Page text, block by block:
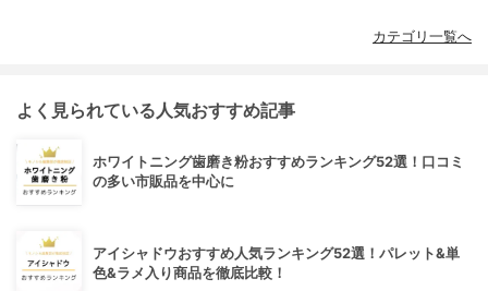
カテゴリ一覧へ
よく見られている人気おすすめ記事
ホワイトニング歯磨き粉おすすめランキング52選！口コミ
の多い市販品を中心に
アイシャドウおすすめ人気ランキング52選！パレット&単
色&ラメ入り商品を徹底比較！